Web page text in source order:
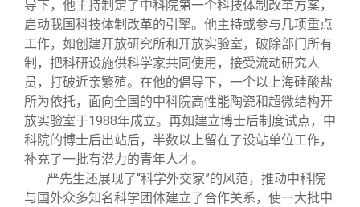
导下，他主持制定了中科院第一个科技体制改革方案，
启动我国科技体制改革的引擎。他主持或参与几项重点
工作，如创建开放研究所和开放实验室，破除部门所有
制，把科研设施供科学家共同使用，接受流动研究人
员，打破近亲繁殖。在他的倡导下，一个以上海硅酸盐
所为依托，面向全国的中科院高性能陶瓷和超微结构开
放实验室于1988年成立。再如建立博士后制度试点，中
科院的博士后出站后，半数以上留在了设站单位工作，
补充了一批有潜力的青年人才。
严先生还展现了“科学外交家”的风范，推动中科院
与国外众多知名科学团体建立了合作关系，使一大批中